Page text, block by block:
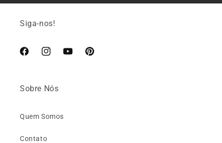
Siga-nos!
FacebookInstagramYouTubePinterest
Sobre Nós
Quem Somos
Contato